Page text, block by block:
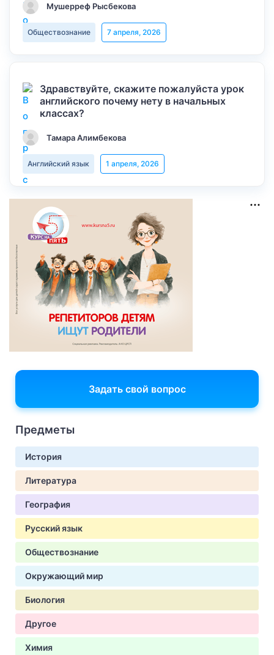
Мушерреф Рысбекова
Обществознание 7 апреля, 2026
Здравствуйте, скажите пожалуйста урок
английского почему нету в начальных
классах?
Тамара Алимбекова
Английский язык 1 апреля, 2026
Задать свой вопрос
Предметы
История
Литература
География
Русский язык
Обществознание
Окружающий мир
Биология
Другое
Химия